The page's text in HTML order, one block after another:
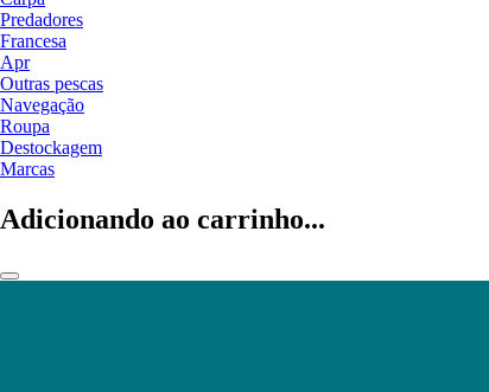
Predadores
Francesa
Apr
Outras pescas
Navegação
Roupa
Destockagem
Marcas
Adicionando ao carrinho...